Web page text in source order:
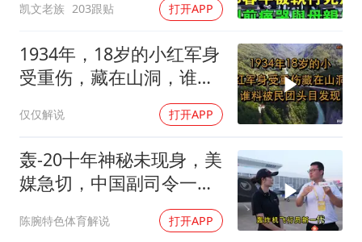
凯文老族 203跟贴 打开APP
1934年，18岁的小红军身
受重伤，藏在山洞，谁料
仅仅解说 打开APP
轰-20十年神秘未现身，美
媒急切，中国副司令一句
陈腕特色体育解说 打开APP